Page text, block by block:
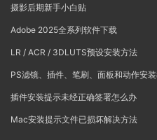
摄影后期新手小白贴
Adobe 2025全系列软件下载
LR / ACR / 3DLUTS预设安装方法
PS滤镜、插件、笔刷、面板和动作安
插件安装提示未经正确签署怎么办
Mac安装提示文件已损坏解决方法